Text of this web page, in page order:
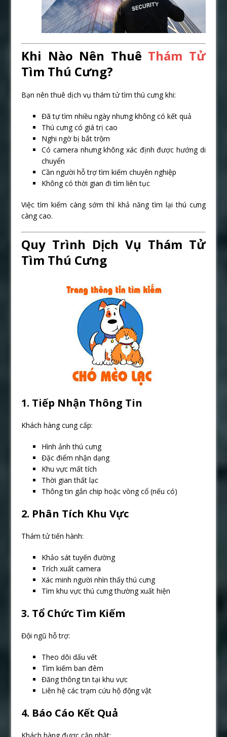
Khi Nào Nên Thuê Thám Tử
Tìm Thú Cưng?
Bạn nên thuê dịch vụ thám tử tìm thú cưng khi:
Đã tự tìm nhiều ngày nhưng không có kết quả
Thú cưng có giá trị cao
Nghi ngờ bị bắt trộm
Có camera nhưng không xác định được hướng di
chuyển
Cần người hỗ trợ tìm kiếm chuyên nghiệp
Không có thời gian đi tìm liên tục
Việc tìm kiếm càng sớm thì khả năng tìm lại thú cưng
càng cao.
Quy Trình Dịch Vụ Thám Tử
Tìm Thú Cưng
1. Tiếp Nhận Thông Tin
Khách hàng cung cấp:
Hình ảnh thú cưng
Đặc điểm nhận dạng
Khu vực mất tích
Thời gian thất lạc
Thông tin gắn chip hoặc vòng cổ (nếu có)
2. Phân Tích Khu Vực
Thám tử tiến hành:
Khảo sát tuyến đường
Trích xuất camera
Xác minh người nhìn thấy thú cưng
Tìm khu vực thú cưng thường xuất hiện
3. Tổ Chức Tìm Kiếm
Đội ngũ hỗ trợ:
Theo dõi dấu vết
Tìm kiếm ban đêm
Đăng thông tin tại khu vực
Liên hệ các trạm cứu hộ động vật
4. Báo Cáo Kết Quả